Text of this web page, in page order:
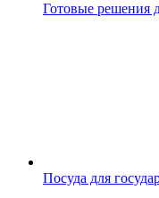
Готовые решения
Посуда для